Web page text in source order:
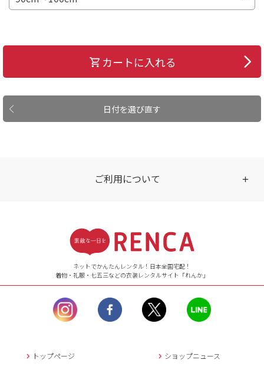
日付を選び直す
カートに入れる
ご利用について
【ご注文（インターネット）】
24時間年中無休
【お問い合わせ窓口（メー
ル）】10:00~17:00
土曜日、日曜日、臨
時休業日を除く。
営業時間外にいただ
返信させていただきま
ネットでかんたんレンタル！日本全国宅配！
着物・礼服・七五三などの衣装レンタルサイト「れんか」
トップページ ショップニュース